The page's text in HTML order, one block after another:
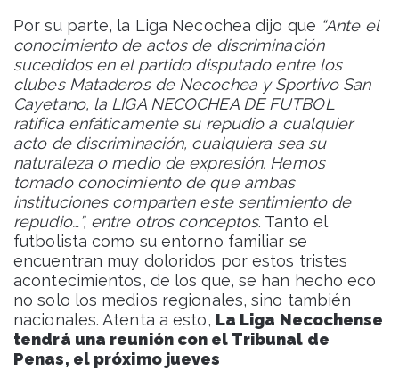
Por su parte, la Liga Necochea dijo que “Ante el
conocimiento de actos de discriminación
sucedidos en el partido disputado entre los
clubes Mataderos de Necochea y Sportivo San
Cayetano, la LIGA NECOCHEA DE FUTBOL
ratifica enfáticamente su repudio a cualquier
acto de discriminación, cualquiera sea su
naturaleza o medio de expresión. Hemos
tomado conocimiento de que ambas
instituciones comparten este sentimiento de
repudio…”, entre otros conceptos. Tanto el
futbolista como su entorno familiar se
encuentran muy doloridos por estos tristes
acontecimientos, de los que, se han hecho eco
no solo los medios regionales, sino también
nacionales. Atenta a esto, La Liga Necochense
tendrá una reunión con el Tribunal de
Penas, el próximo jueves